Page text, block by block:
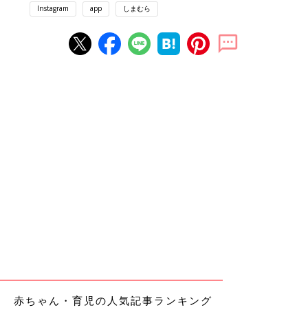
Instagram app しまむら
赤ちゃん・育児の人気記事ランキング